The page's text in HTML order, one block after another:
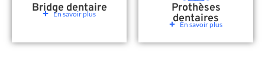
Bridge dentaire
En savoir plus Prothèses
dentaires
En savoir plus